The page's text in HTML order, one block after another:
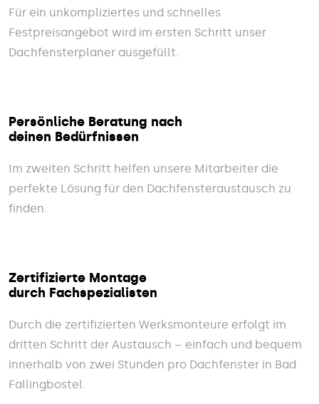
Für ein unkompliziertes und schnelles
Festpreisangebot wird im ersten Schritt unser
Dachfensterplaner ausgefüllt.
Persönliche Beratung nach
deinen Bedürfnissen
Im zweiten Schritt helfen unsere Mitarbeiter die
perfekte Lösung für den Dachfensteraustausch zu
finden.
Zertifizierte Montage
durch Fachspezialisten
Durch die zertifizierten Werksmonteure erfolgt im
dritten Schritt der Austausch – einfach und bequem
innerhalb von zwei Stunden pro Dachfenster in Bad
Fallingbostel.